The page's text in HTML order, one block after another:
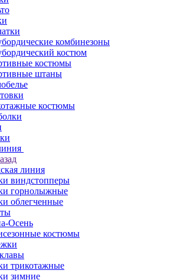
комбинезоны
костюм
костюмы
штаны
костюмы
линия
виндстопперы
горнолыжные
облегченные
Осень
костюмы
трикотажные
зимние